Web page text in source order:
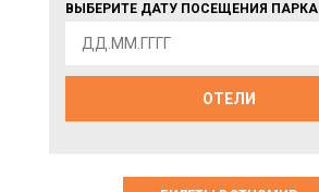
ВЫБЕРИТЕ ДАТУ ПОСЕЩЕНИЯ ПАРКА
ОТЕЛИ